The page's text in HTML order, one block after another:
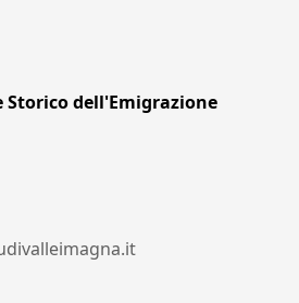
Storico dell'Emigrazione